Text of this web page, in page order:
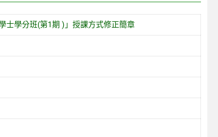
士學分班(第1期 )」授課方式修正簡章